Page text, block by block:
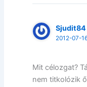
Sjudit84
2012-07-
Mit célozgat?
nem titkolózik